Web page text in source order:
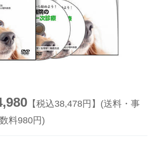
【税込38,478円】(送料・事
料980円)